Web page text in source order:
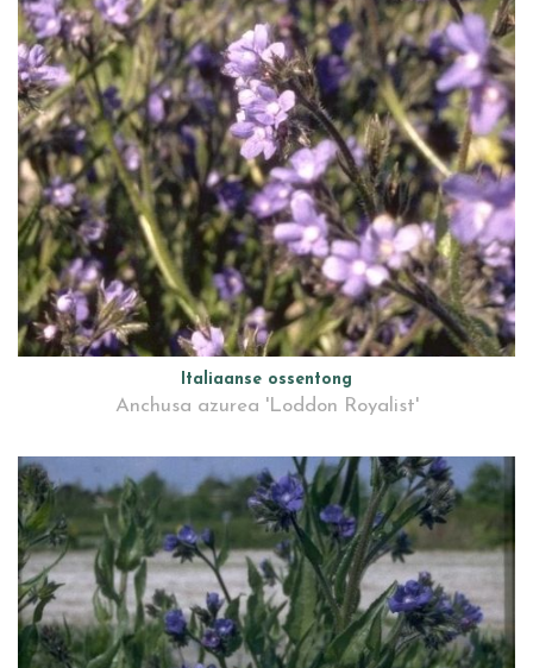
Italiaanse ossentong
Anchusa azurea 'Loddon Royalist'